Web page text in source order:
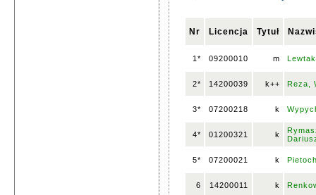
Nr Licencja Tytuł
1* 09200010 m
2* 14200039 k++ Reza,
3* 07200218 k
4* 01200321 k
5* 07200021 k
6 14200011 k